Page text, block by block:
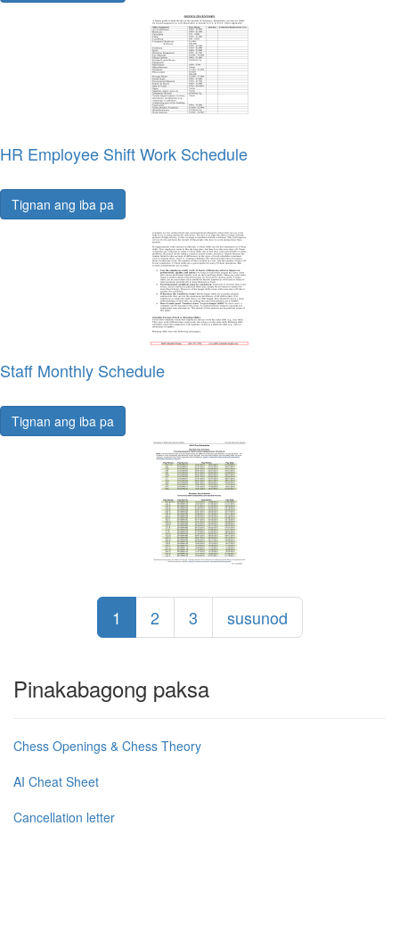
HR Employee Shift Work Schedule
Tignan ang iba pa
Staff Monthly Schedule
Tignan ang iba pa
1 2 3 susunod
Pinakabagong paksa
Chess Openings & Chess Theory
AI Cheat Sheet
Cancellation letter